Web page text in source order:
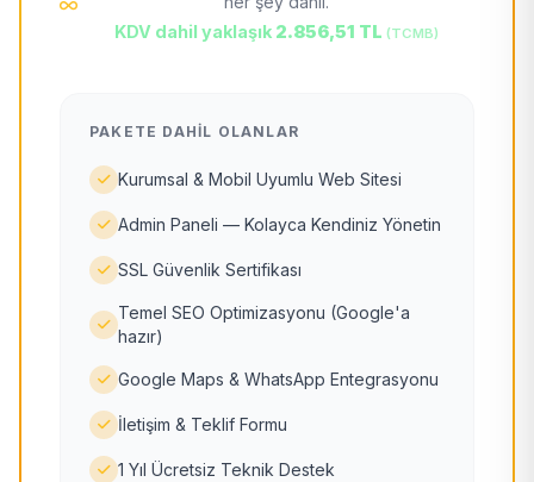
KDV dahil yaklaşık 2.856,51 TL (TCMB)
PAKETE DAHIL OLANLAR
Kurumsal & Mobil Uyumlu Web Sitesi
Admin Paneli — Kolayca Kendiniz Yönetin
SSL Güvenlik Sertifikası
Temel SEO Optimizasyonu (Google'a
hazır)
Google Maps & WhatsApp Entegrasyonu
İletişim & Teklif Formu
1 Yıl Ücretsiz Teknik Destek